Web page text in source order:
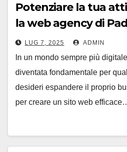
Potenziare la tua
la web agency di
su misura per ogni
LUG 7, 2025 ADMIN
In un mondo sempre più
diventata fondamentale per
desideri espandere il proprio
per creare un sito web